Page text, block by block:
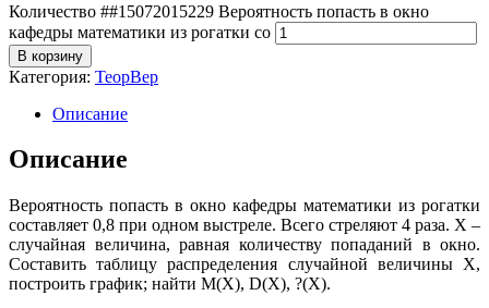
Количество ##15072015229 Вероятность попасть в окно
кафедры математики из рогатки со
В корзину
Категория: ТеорВер
Описание
Описание
Вероятность попасть в окно кафедры математики из рогатки
составляет 0,8 при одном выстреле. Всего стреляют 4 раза. X –
случайная величина, равная количеству попаданий в окно.
Составить таблицу распределения случайной величины X,
построить график; найти M(X), D(X), ?(X).